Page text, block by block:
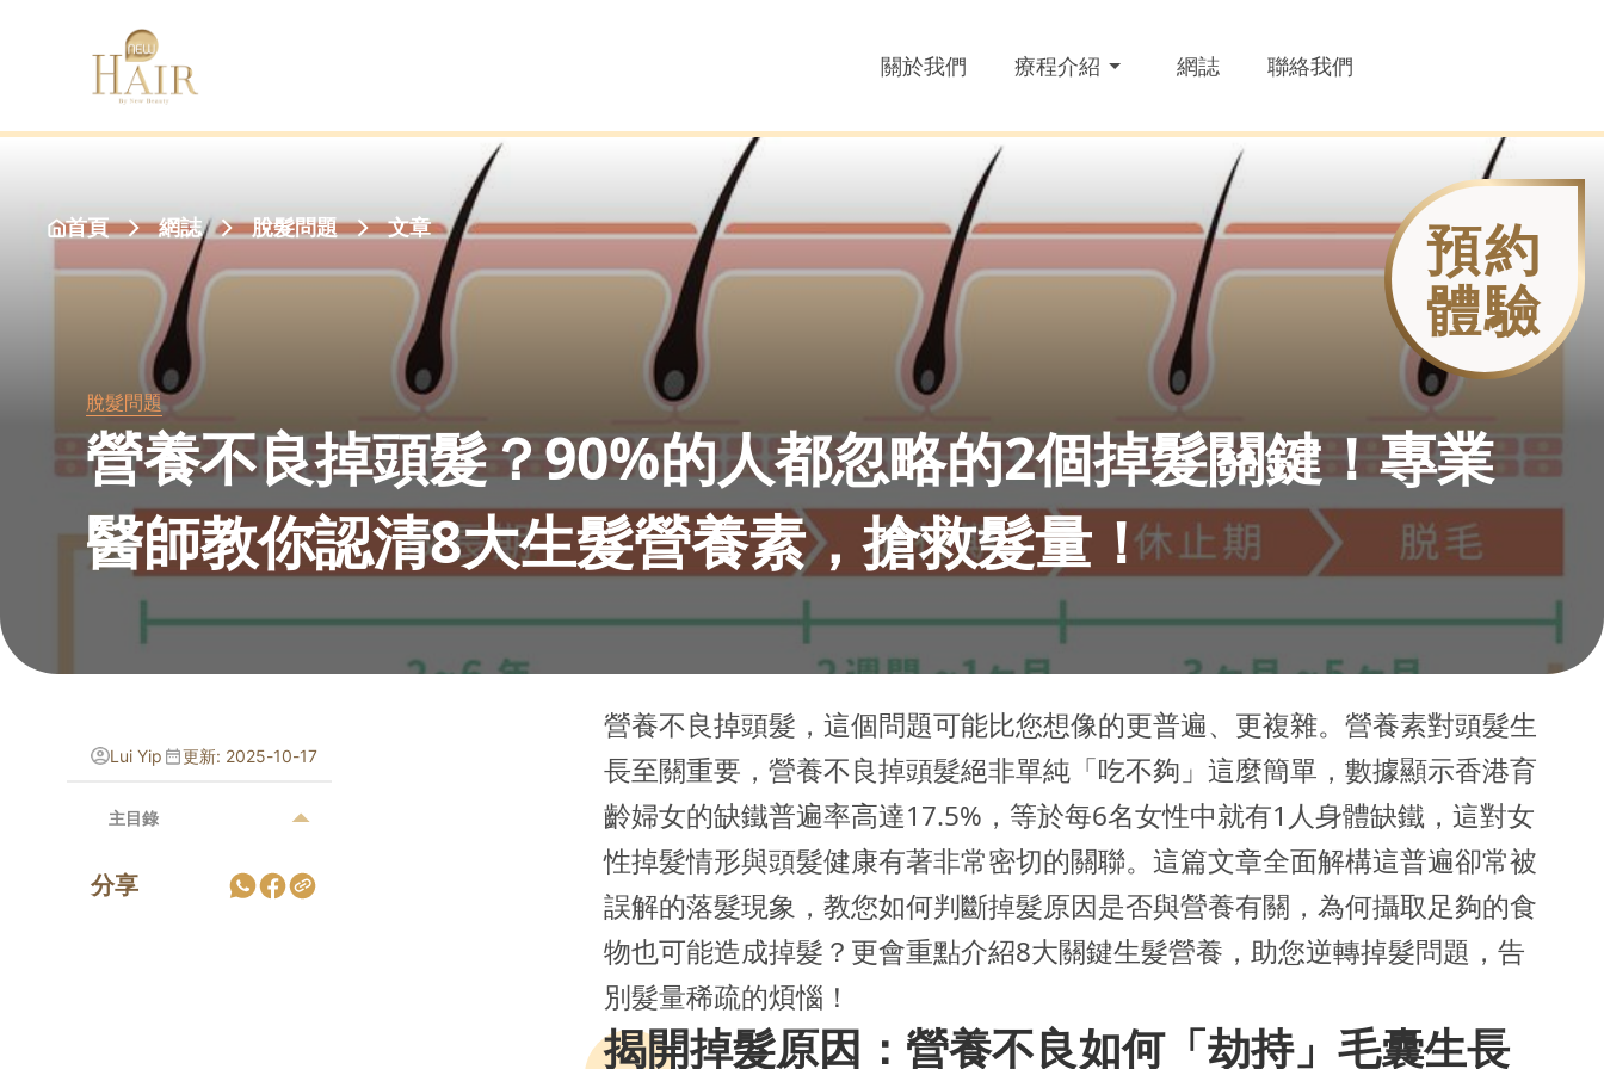
關於我們 療程介紹 網誌 聯絡我們
預約
體驗
首頁 網誌 脫髮問題 文章
脫髮問題
營養不良掉頭髮？90%的人都忽略的2個掉髮關鍵！專業
醫師教你認清8大生髮營養素，搶救髮量！
Lui Yip 更新: 2025-10-17
主目錄
分享
營養不良掉頭髮，這個問題可能比您想像的更普遍、更複雜。營養素對頭髮生
長至關重要，營養不良掉頭髮絕非單純「吃不夠」這麼簡單，數據顯示香港育
齡婦女的缺鐵普遍率高達17.5%，等於每6名女性中就有1人身體缺鐵，這對女
性掉髮情形與頭髮健康有著非常密切的關聯。這篇文章全面解構這普遍卻常被
誤解的落髮現象，教您如何判斷掉髮原因是否與營養有關，為何攝取足夠的食
物也可能造成掉髮？更會重點介紹8大關鍵生髮營養，助您逆轉掉髮問題，告
別髮量稀疏的煩惱！
揭開掉髮原因：營養不良如何「劫持」毛囊生長